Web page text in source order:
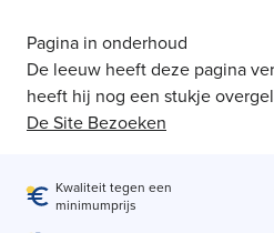
Pagina in onderhoud
De leeuw heeft deze pagina
heeft hij nog een stukje
De Site Bezoeken
Kwaliteit tegen een
minimumprijs